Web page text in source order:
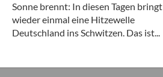
Sonne brennt: In diesen Tagen bringt
wieder einmal eine Hitzewelle
Deutschland ins Schwitzen. Das ist...